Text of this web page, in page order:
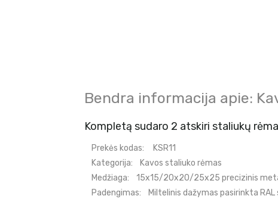
Bendra informacija apie:
Kompletą sudaro 2 atskiri staliukų
Prekės kodas:
KSR11
Kategorija: Kavos staliuko rėmas
Medžiaga:
15x15/20x20/25x25 precizinis
Padengimas:
Miltelinis dažymas pasirinkta RAL